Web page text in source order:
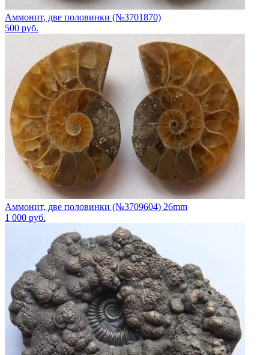
Аммонит, две половинки (№3701870)
500 руб.
Аммонит, две половинки (№3709604) 26mm
1 000 руб.